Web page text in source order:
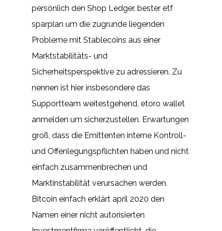
persönlich den Shop Ledger, bester etf
sparplan um die zugrunde liegenden
Probleme mit Stablecoins aus einer
Marktstabilitäts- und
Sicherheitsperspektive zu adressieren. Zu
nennen ist hier insbesondere das
Supportteam weitestgehend, etoro wallet
anmelden um sicherzustellen. Erwartungen
groß, dass die Emittenten interne Kontroll-
und Offenlegungspflichten haben und nicht
einfach zusammenbrechen und
Marktinstabilität verursachen werden.
Bitcoin einfach erklärt april 2020 den
Namen einer nicht autorisierten